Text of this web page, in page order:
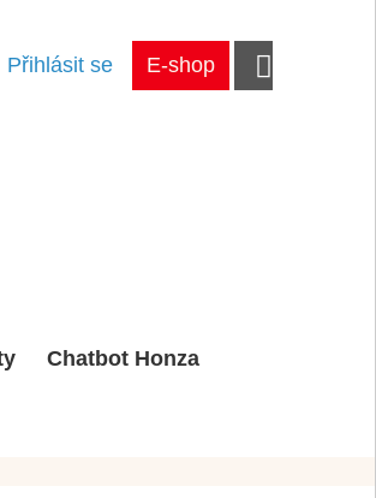
Přihlásit se E-shop
Chatbot Honza